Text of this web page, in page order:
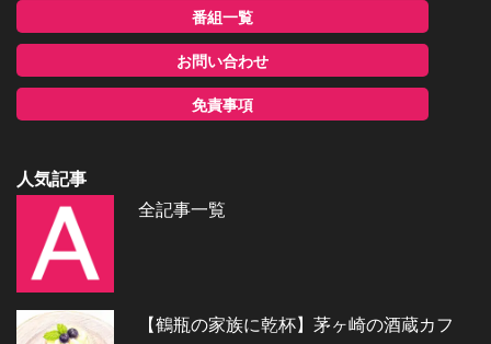
番組一覧
お問い合わせ
免責事項
人気記事
全記事一覧
【鶴瓶の家族に乾杯】茅ヶ崎の酒蔵カフ